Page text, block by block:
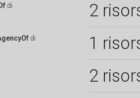
di 2
di 1
2